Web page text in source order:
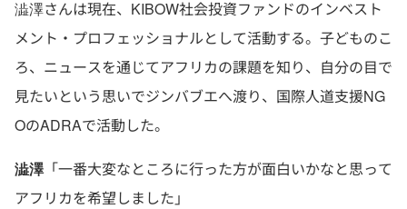
澁澤さんは現在、KIBOW社会投資ファンドのインベスト
メント・プロフェッショナルとして活動する。子どものこ
ろ、ニュースを通じてアフリカの課題を知り、自分の目で
見たいという思いでジンバブエへ渡り、国際人道支援NG
OのADRAで活動した。
澁澤「一番大変なところに行った方が面白いかなと思って
アフリカを希望しました」